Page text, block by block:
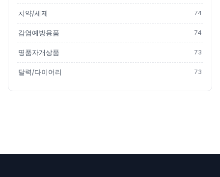
치약/세제 74
감염예방용품 74
명품자개상품 73
달력/다이어리 73